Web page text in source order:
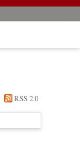
RSS 2.0